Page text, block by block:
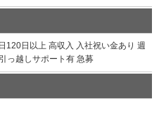
120日以上 高収入 入社祝い金あり 週
っ越しサポート有 急募